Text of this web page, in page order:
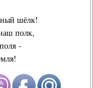
шёлк!
полк,
-